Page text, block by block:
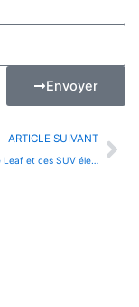
Envoyer
ARTICLE SUIVANT
Cette nouvelle Leaf et ces SUV électriques de Nissan vont révolutionner votre conduite en 2025 !